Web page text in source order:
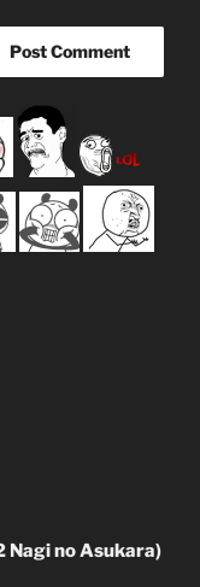
Nagi no Asukara)